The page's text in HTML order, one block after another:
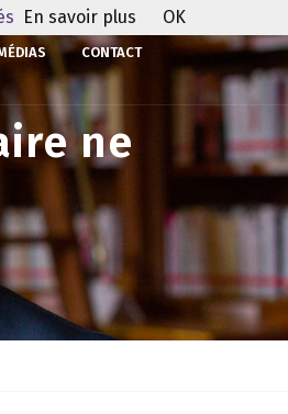
CONTACT
ne
En savoir plus OK